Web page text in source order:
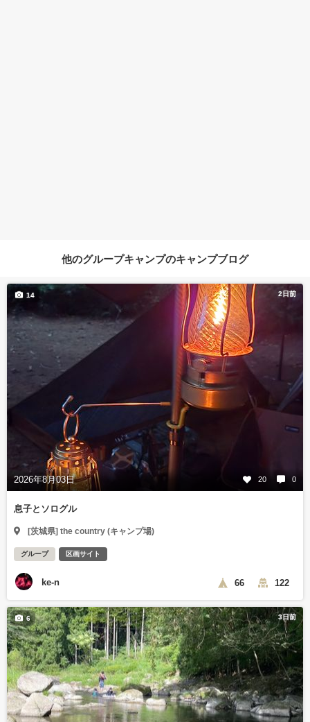
他のグループキャンプのキャンプブログ
2日前
2026年8月03日 20 0
14
息子とソログル
[茨城県] the country (キャンプ場)
グループ 区画サイト
ke-n 66 122
3日前
6